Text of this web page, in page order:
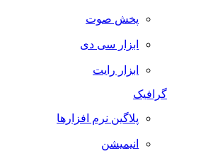
پخش صوت
ابزار سی دی
ابزار رایت
گرافیک
پلاگین نرم افزارها
انیمیشن